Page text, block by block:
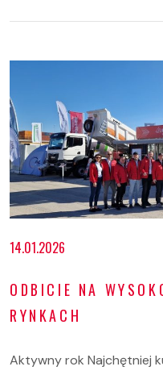
14.01.2026
ODBICIE NA
RYNKACH
Aktywny rok Najchętniej